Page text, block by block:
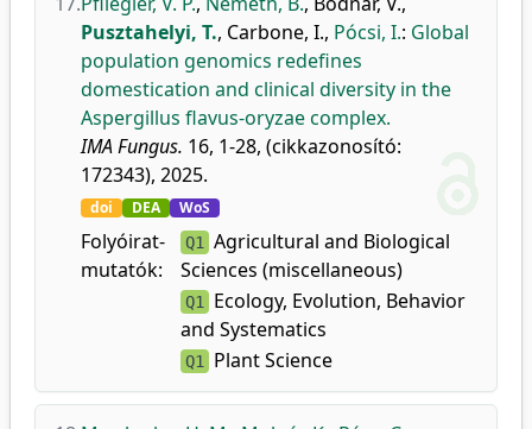
Pusztahelyi, T., Carbone, I., Pócsi, I.: Global
population genomics redefines
domestication and clinical diversity in the
Aspergillus flavus-oryzae complex.
IMA Fungus. 16, 1-28, (cikkazonosító:
172343), 2025.
doi DEA WoS
Folyóirat-
mutatók:
Q1 Agricultural and Biological
Sciences (miscellaneous)
Q1 Ecology, Evolution, Behavior
and Systematics
Q1 Plant Science